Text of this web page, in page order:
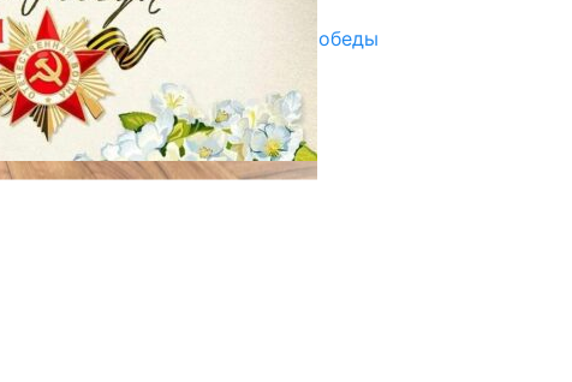
Награды в преддверии Дня Победы
29.04.2025